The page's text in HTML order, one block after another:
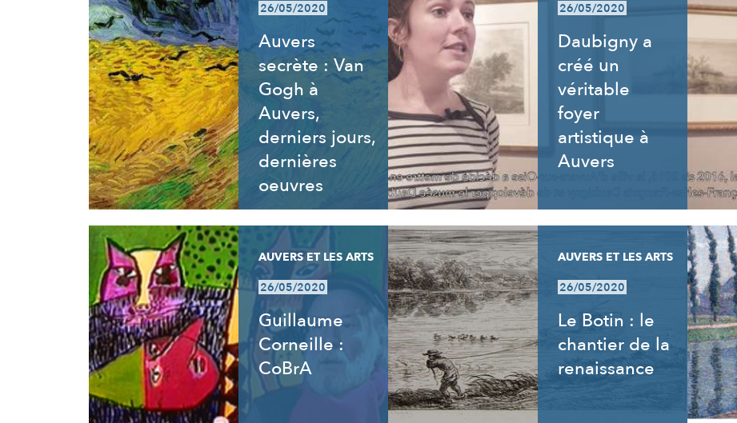
26/05/2020
Auvers
secrète : Van
Gogh à
Auvers,
derniers jours,
dernières
oeuvres
26/05/2020
Daubigny a
créé un
véritable
foyer
artistique à
Auvers
AUVERS ET LES ARTS
26/05/2020
Guillaume
Corneille :
CoBrA
AUVERS ET LES ARTS
26/05/2020
Le Botin : le
chantier de la
renaissance